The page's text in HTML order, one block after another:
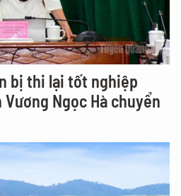
bị thi lại tốt nghiệp
Ngọc Hà chuyển